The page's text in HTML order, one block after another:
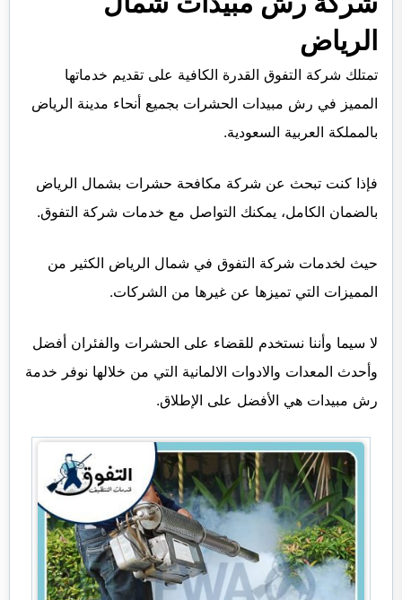
الرياض
تمتلك شركة التفوق القدرة الكافية على تقديم خدماتها
المميز في رش مبيدات الحشرات بجميع أنحاء مدينة الرياض
بالمملكة العربية السعودية.
فإذا كنت تبحث عن شركة مكافحة حشرات بشمال الرياض
بالضمان الكامل، يمكنك التواصل مع خدمات شركة التفوق.
حيث لخدمات شركة التفوق في شمال الرياض الكثير من
المميزات التي تميزها عن غيرها من الشركات.
لا سيما وأننا نستخدم للقضاء على الحشرات والفئران أفضل
وأحدث المعدات والادوات الالمانية التي من خلالها نوفر خدمة
رش مبيدات هي الأفضل على الإطلاق.